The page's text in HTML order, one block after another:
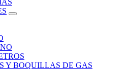
Y BOQUILLAS DE GAS